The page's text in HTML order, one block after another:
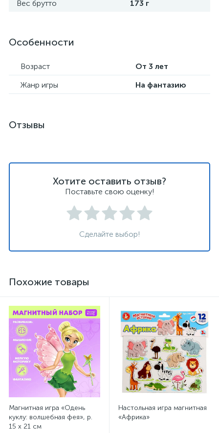
Вес брутто 173 г
Особенности
Возраст
От 3 лет
Жанр игры
На фантазию
Отзывы
Хотите оставить отзыв?
Поставьте свою оценку!
Сделайте выбор!
Похожие товары
Магнитная игра «Одень
куклу: волшебная фея», р.
15 х 21 см
Настольная игра магнитная
«Африка»